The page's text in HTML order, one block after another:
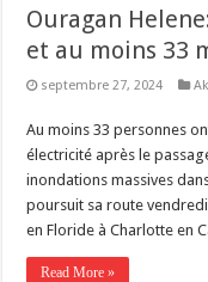
Ouragan
et au moins 33
septembre 27, 2024
Au moins 33 personnes
électricité après le
inondations massives
poursuit sa route
en Floride à Charlotte en
Read More »